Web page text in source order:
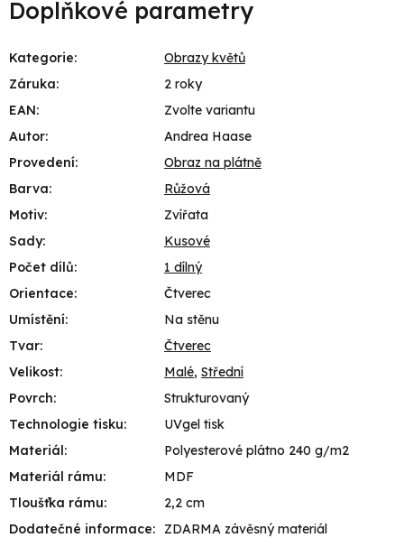
Doplňkové parametry
Kategorie:
Obrazy květů
Záruka:
2 roky
EAN:
Zvolte variantu
Autor:
Andrea Haase
Provedení:
Obraz na plátně
Barva:
Růžová
Motiv:
Zvířata
Sady:
Kusové
Počet dílů:
1 dílný
Orientace:
Čtverec
Umístění:
Na stěnu
Tvar:
Čtverec
Velikost: Malé, Střední
Povrch:
Strukturovaný
Technologie tisku:
UVgel tisk
Materiál:
Polyesterové plátno 240 g/m2
Materiál rámu:
MDF
Tloušťka rámu:
2,2 cm
Dodatečné informace: ZDARMA závěsný materiál